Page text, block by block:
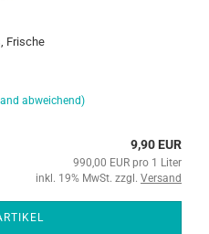
Frische
abweichend)
9,90 EUR
990,00 EUR pro 1 Liter
inkl. 19% MwSt. zzgl. Versand